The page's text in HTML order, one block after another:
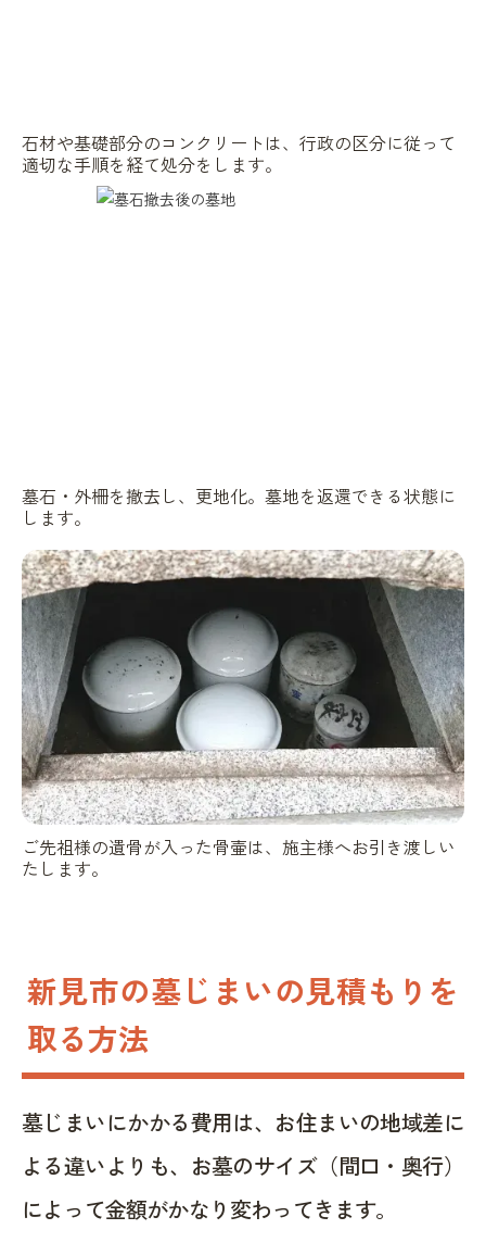
石材や基礎部分のコンクリートは、行政の区分に従って
適切な手順を経て処分をします。
墓石・外柵を撤去し、更地化。墓地を返還できる状態に
します。
ご先祖様の遺骨が入った骨壷は、施主様へお引き渡しい
たします。
新見市の墓じまいの見積もりを
取る方法
墓じまいにかかる費用は、お住まいの地域差に
よる違いよりも、お墓のサイズ（間口・奥行）
によって金額がかなり変わってきます。